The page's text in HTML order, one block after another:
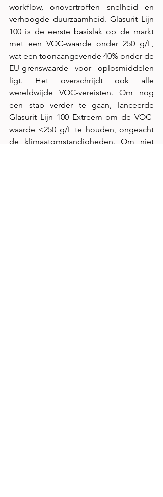
workflow, onovertroffen snelheid en
verhoogde duurzaamheid. Glasurit Lijn
100 is de eerste basislak op de markt
met een VOC-waarde onder 250 g/L,
wat een toonaangevende 40% onder de
EU-grenswaarde voor oplosmiddelen
ligt. Het overschrijdt ook alle
wereldwijde VOC-vereisten. Om nog
een stap verder te gaan, lanceerde
Glasurit Lijn 100 Extreem om de VOC-
waarde <250 g/L te houden, ongeacht
de klimaatomstandigheden. Om niet